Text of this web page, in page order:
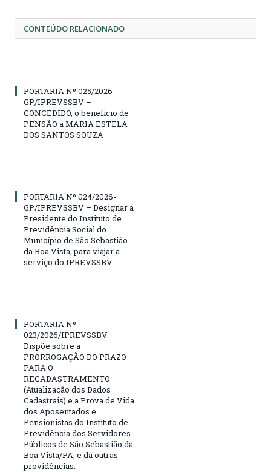
CONTEÚDO RELACIONADO
PORTARIA Nº 025/2026-
GP/IPREVSSBV –
CONCEDIDO, o benefício de
PENSÃO a MARIA ESTELA
DOS SANTOS SOUZA
PORTARIA Nº 024/2026-
GP/IPREVSSBV – Designar a
Presidente do Instituto de
Previdência Social do
Município de São Sebastião
da Boa Vista, para viajar a
serviço do IPREVSSBV
PORTARIA Nº
023/2026/IPREVSSBV –
Dispõe sobre a
PRORROGAÇÃO DO PRAZO
PARA O
RECADASTRAMENTO
(Atualização dos Dados
Cadastrais) e a Prova de Vida
dos Aposentados e
Pensionistas do Instituto de
Previdência dos Servidores
Públicos de São Sebastião da
Boa Vista/PA, e dá outras
providências.